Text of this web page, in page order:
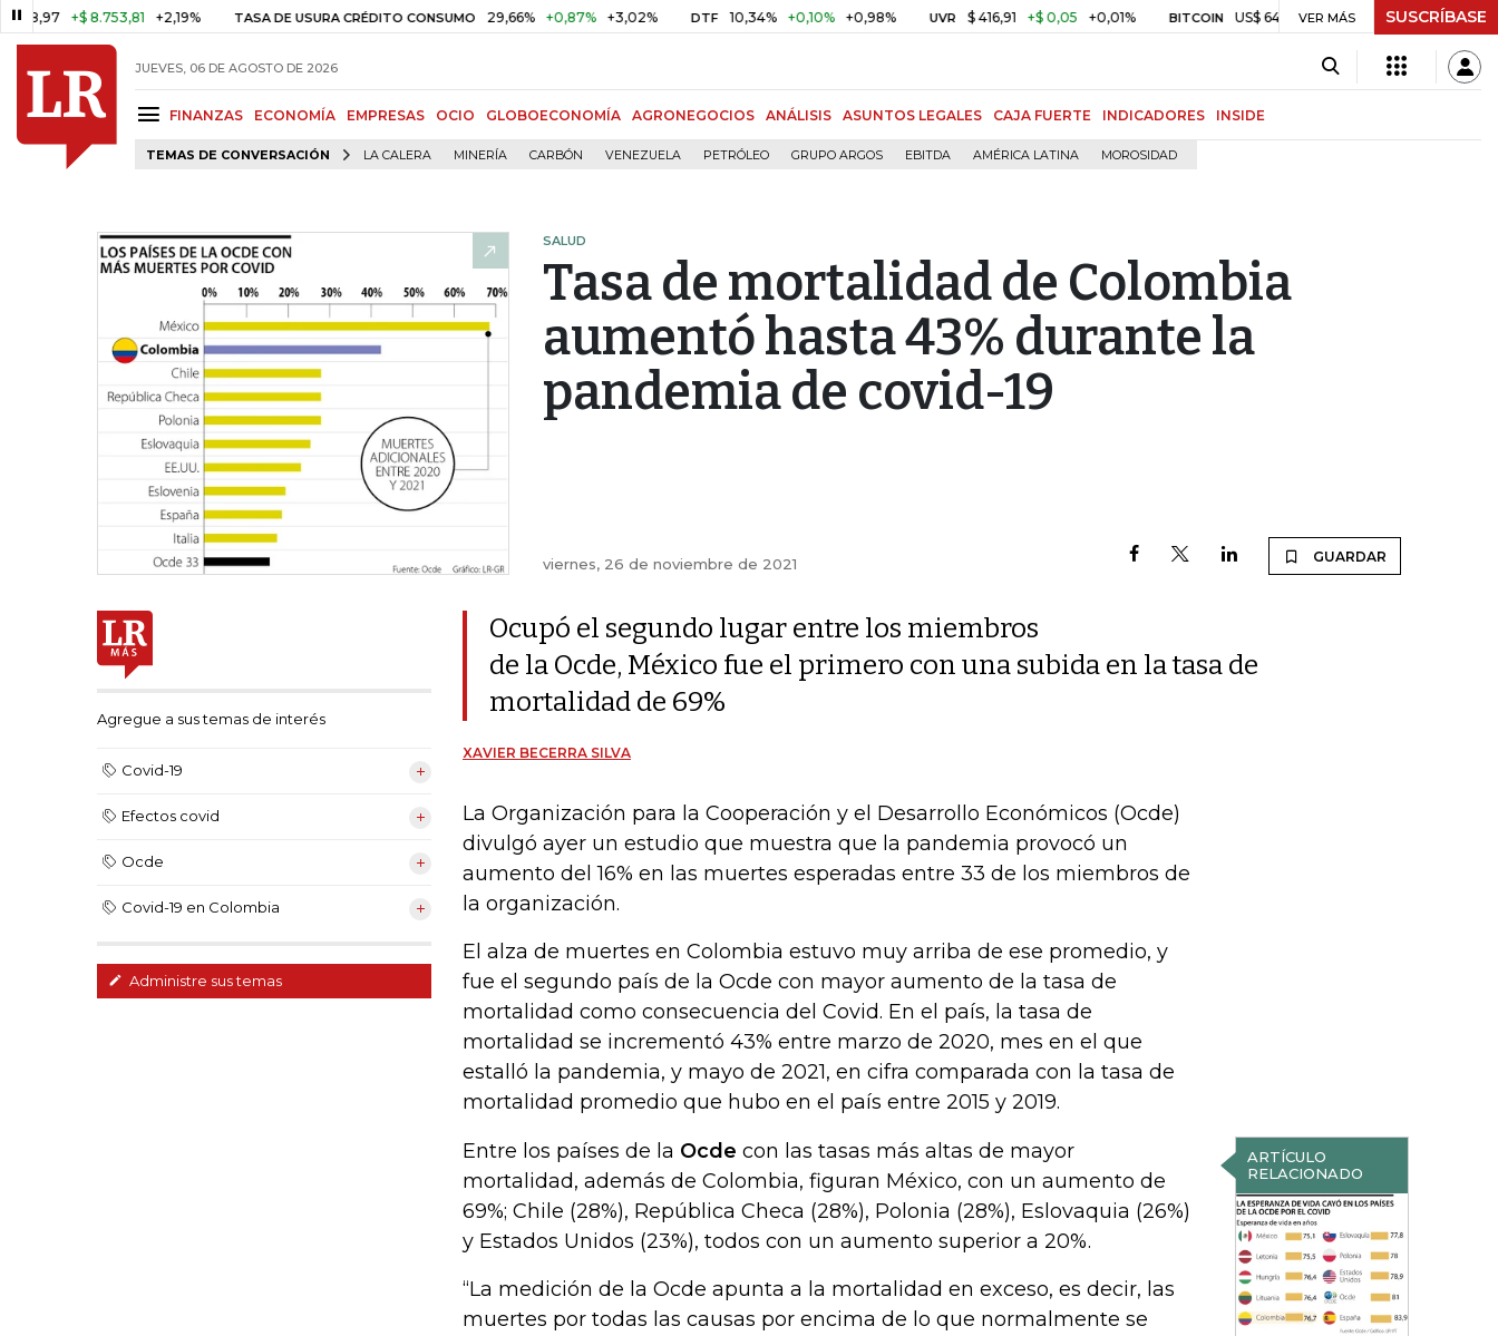
+$ 8.753,81 +2,19% TASA DE USURA CRÉDITO CONSUMO 29,66% +0,87% +3,02% DTF 10,34% +0,10% +0,98% UVR $ 416,91 +$ 0,05 +0,01% BITCOIN US$ 64.442,80 -US$ 525,60 -0,81% TRM
VER MÁS SUSCRÍBASE
JUEVES, 06 DE AGOSTO DE 2026
FINANZAS ECONOMÍA EMPRESAS OCIO GLOBOECONOMÍA AGRONEGOCIOS ANÁLISIS ASUNTOS LEGALES CAJA FUERTE INDICADORES INSIDE
TEMAS DE CONVERSACIÓN LA CALERA MINERÍA CARBÓN VENEZUELA PETRÓLEO GRUPO ARGOS EBITDA AMÉRICA LATINA MOROSIDAD
SALUD
Tasa de mortalidad de Colombia
aumentó hasta 43% durante la
pandemia de covid-19
viernes, 26 de noviembre de 2021 GUARDAR
Agregue a sus temas de interés
Covid-19
Efectos covid
Ocde
Covid-19 en Colombia
Administre sus temas
Ocupó el segundo lugar entre los miembros
de la Ocde, México fue el primero con una subida en la tasa de
mortalidad de 69%
XAVIER BECERRA SILVA
La Organización para la Cooperación y el Desarrollo Económicos (Ocde)
divulgó ayer un estudio que muestra que la pandemia provocó un
aumento del 16% en las muertes esperadas entre 33 de los miembros de
la organización.
El alza de muertes en Colombia estuvo muy arriba de ese promedio, y
fue el segundo país de la Ocde con mayor aumento de la tasa de
mortalidad como consecuencia del Covid. En el país, la tasa de
mortalidad se incrementó 43% entre marzo de 2020, mes en el que
estalló la pandemia, y mayo de 2021, en cifra comparada con la tasa de
mortalidad promedio que hubo en el país entre 2015 y 2019.
ARTÍCULO
RELACIONADO
Entre los países de la Ocde con las tasas más altas de mayor
mortalidad, además de Colombia, figuran México, con un aumento de
69%; Chile (28%), República Checa (28%), Polonia (28%), Eslovaquia (26%)
y Estados Unidos (23%), todos con un aumento superior a 20%.
“La medición de la Ocde apunta a la mortalidad en exceso, es decir, las
muertes por todas las causas por encima de lo que normalmente se